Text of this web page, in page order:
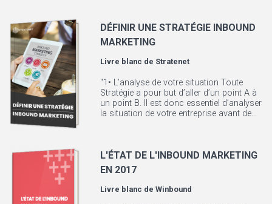
DÉFINIR UNE STRATÉGIE INBOUND
MARKETING
Livre blanc de Stratenet
"1• L’analyse de votre situation Toute
Stratégie a pour but d’aller d’un point A à
un point B. Il est donc essentiel d’analyser
la situation de votre entreprise avant de...
L'ÉTAT DE L'INBOUND MARKETING
EN 2017
Livre blanc deWinbound